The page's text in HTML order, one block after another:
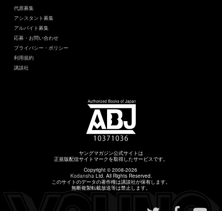
代原募集
アシスタント募集
アルバイト募集
応募・お問い合わせ
プライバシー・ポリシー
利用規約
講談社
ヤングマガジン公式サイトは
正規版配信サイトマークを取得したサービスです。
Copyright © 2008-2026
Kodansha Ltd. All Rights Reserved.
このサイトのデータの著作権は講談社が保有します。
無断複製転載放送等は禁止します。